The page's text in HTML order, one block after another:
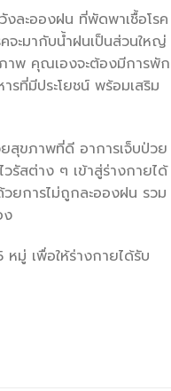
งละอองฝน ที่พัดพาเชื้อโรค
จะมากับน้ำฝนเป็นส่วนใหญ่
าพ คุณเองจะต้องมีการพัก
ที่มีประโยชน์ พร้อมเสริม
สุขภาพที่ดี อาการเจ็บป่วย
วรัสต่าง ๆ เข้าสู่ร่างกายได้
ยการไม่ถูกละอองฝน รวม
ง
มู่ เพื่อให้ร่างกายได้รับ